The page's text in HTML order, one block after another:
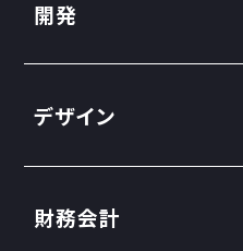
開発
デザイン
財務会計